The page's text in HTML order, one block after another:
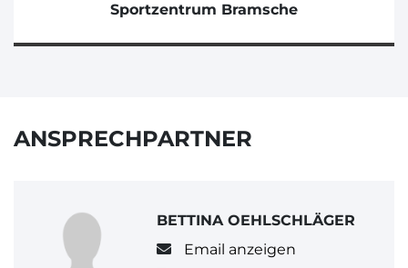
Sportzentrum Bramsche
ANSPRECHPARTNER
BETTINA OEHLSCHLÄGER
Email anzeigen